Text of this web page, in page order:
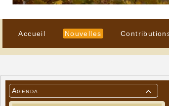
Accueil Nouvelles

Agenda